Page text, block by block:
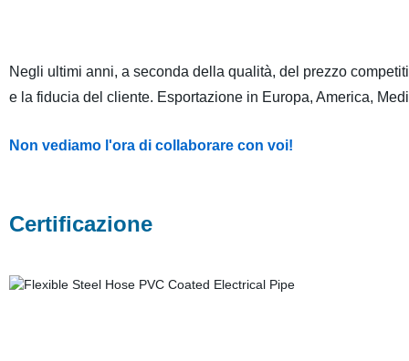
Negli ultimi anni, a seconda della qualità, del prezzo
e la fiducia del cliente. Esportazione in Europa, America,
Non vediamo l'ora di collaborare con voi!
Certificazione